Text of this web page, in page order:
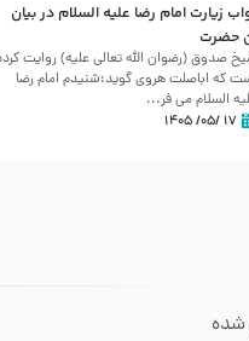
زیارت امام رضا علیه السلام در بیان
حضرت
صدوق (رضوان الله تعالی علیه) روایت
که اباصلت هروی گوید:شنیدم امام رضا
السلام می فر...
۱۷ /۰۵/ ۱۴۰۵
شده